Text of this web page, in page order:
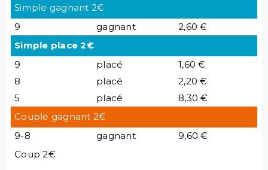
Simple gagnant 2€
9
gagnant
2,60 €
Simple place 2€
9
placé
1,60 €
8
placé
2,20 €
5
placé
8,30 €
Couple gagnant 2€
9-8
gagnant
9,60 €
Coup 2€